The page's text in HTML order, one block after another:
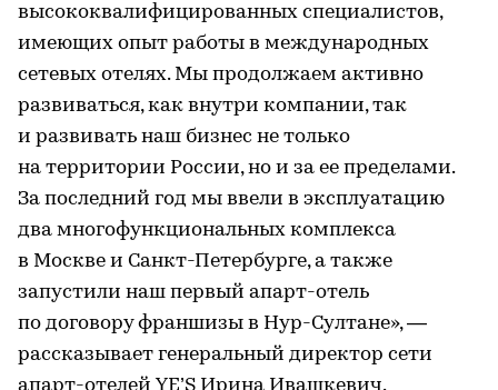
высококвалифицированных специалистов,
имеющих опыт работы в международных
сетевых отелях. Мы продолжаем активно
развиваться, как внутри компании, так
и развивать наш бизнес не только
на территории России, но и за ее пределами.
За последний год мы ввели в эксплуатацию
два многофункциональных комплекса
в Москве и Санкт-Петербурге, а также
запустили наш первый апарт-отель
по договору франшизы в Нур-Султане», —
рассказывает генеральный директор сети
апарт-отелей YE’S Ирина Ивашкевич.